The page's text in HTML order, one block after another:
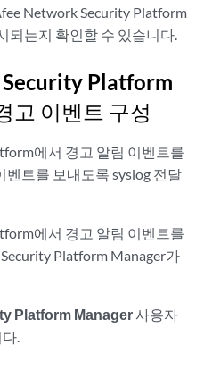
Network Security Platform
되는지 확인할 수 있습니다.
Platform
고 이벤트 구성
에서 경고 알림 이벤트를
벤트를 보내도록 syslog 전달
에서 경고 알림 이벤트를
Platform Manager가
Platform Manager사용자
.